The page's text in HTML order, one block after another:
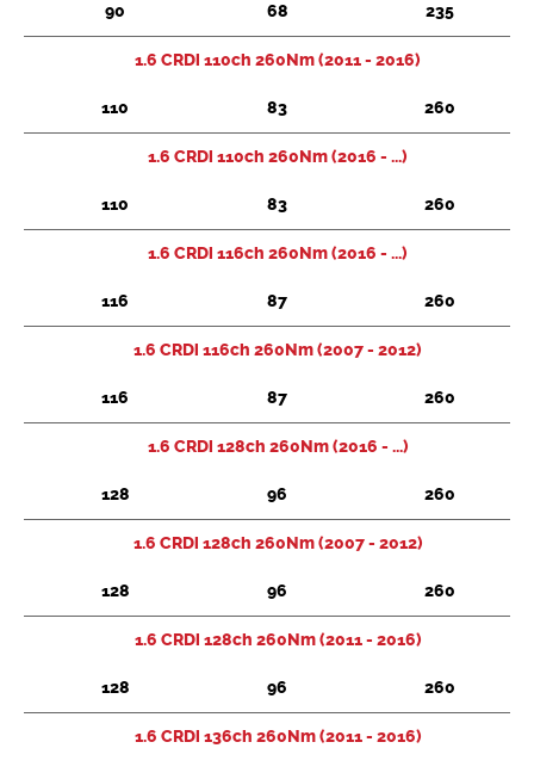
90 68 235
1.6 CRDi 110ch 260Nm (2011 - 2016)
110 83 260
1.6 CRDi 110ch 260Nm (2016 - ...)
110 83 260
1.6 CRDi 116ch 260Nm (2016 - ...)
116 87 260
1.6 CRDi 116ch 260Nm (2007 - 2012)
116 87 260
1.6 CRDi 128ch 260Nm (2016 - ...)
128 96 260
1.6 CRDi 128ch 260Nm (2007 - 2012)
128 96 260
1.6 CRDi 128ch 260Nm (2011 - 2016)
128 96 260
1.6 CRDi 136ch 260Nm (2011 - 2016)